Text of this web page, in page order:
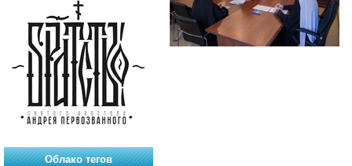
Облако тегов